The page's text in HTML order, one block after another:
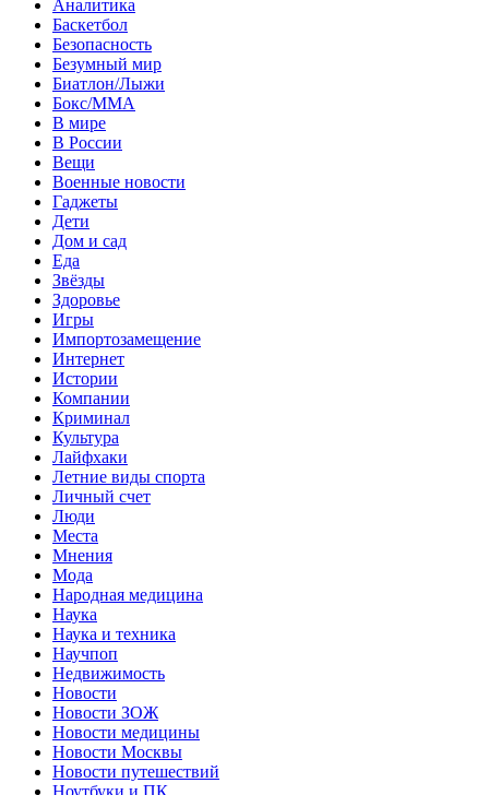
Аналитика
Баскетбол
Безопасность
Безумный мир
Биатлон/Лыжи
Бокс/MMA
В мире
В России
Вещи
Военные новости
Гаджеты
Дети
Дом и сад
Еда
Звёзды
Здоровье
Игры
Импортозамещение
Интернет
Истории
Компании
Криминал
Культура
Лайфхаки
Летние виды спорта
Личный счет
Люди
Места
Мнения
Мода
Народная медицина
Наука
Наука и техника
Научпоп
Недвижимость
Новости
Новости ЗОЖ
Новости медицины
Новости Москвы
Новости путешествий
Ноутбуки и ПК